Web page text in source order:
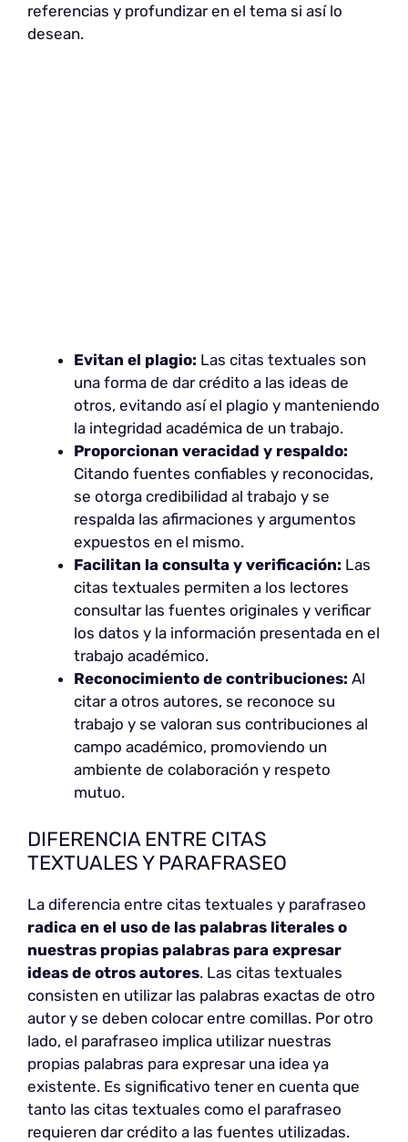
referencias y profundizar en el tema si así lo
desean.
Evitan el plagio: Las citas textuales son
una forma de dar crédito a las ideas de
otros, evitando así el plagio y manteniendo
la integridad académica de un trabajo.
Proporcionan veracidad y respaldo:
Citando fuentes confiables y reconocidas,
se otorga credibilidad al trabajo y se
respalda las afirmaciones y argumentos
expuestos en el mismo.
Facilitan la consulta y verificación: Las
citas textuales permiten a los lectores
consultar las fuentes originales y verificar
los datos y la información presentada en el
trabajo académico.
Reconocimiento de contribuciones: Al
citar a otros autores, se reconoce su
trabajo y se valoran sus contribuciones al
campo académico, promoviendo un
ambiente de colaboración y respeto
mutuo.
DIFERENCIA ENTRE CITAS
TEXTUALES Y PARAFRASEO
La diferencia entre citas textuales y parafraseo
radica en el uso de las palabras literales o
nuestras propias palabras para expresar
ideas de otros autores. Las citas textuales
consisten en utilizar las palabras exactas de otro
autor y se deben colocar entre comillas. Por otro
lado, el parafraseo implica utilizar nuestras
propias palabras para expresar una idea ya
existente. Es significativo tener en cuenta que
tanto las citas textuales como el parafraseo
requieren dar crédito a las fuentes utilizadas.